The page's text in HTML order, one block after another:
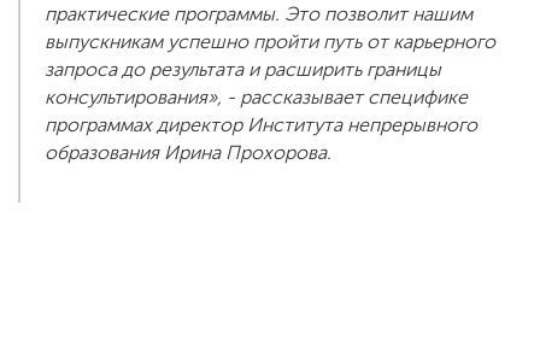
практические программы. Это позволит нашим
выпускникам успешно пройти путь от карьерного
запроса до результата и расширить границы
консультирования», - рассказывает специфике
программах директор Института непрерывного
образования Ирина Прохорова.